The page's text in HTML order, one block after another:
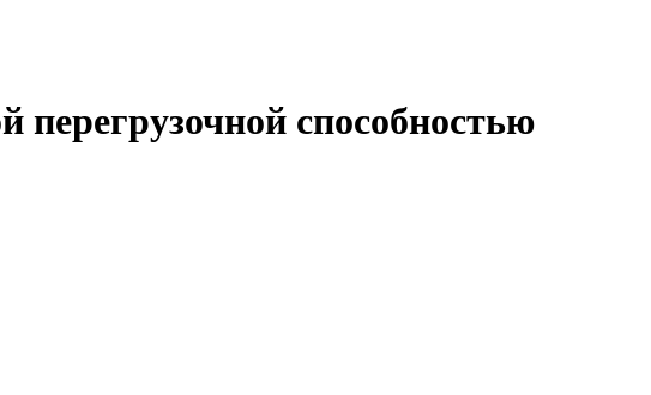
способностью